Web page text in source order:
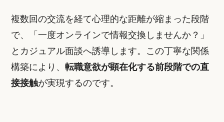
複数回の交流を経て心理的な距離が縮まった段階
で、「一度オンラインで情報交換しませんか？」
とカジュアル面談へ誘導します。この丁寧な関係
構築により、転職意欲が顕在化する前段階での直
接接触が実現するのです。